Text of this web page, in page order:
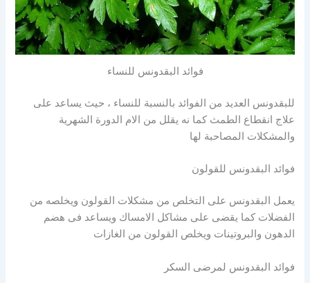
فوائد البقدونس للنساء
للبقدونس العديد من الفوائد بالنسبة للنساء ، حيث يساعد على
علاج انقطاع الطمث كما نه يقلل من الام الدورة الشهرية
والمشكلات المصاحبة لها
فوائد البقدونس للقولون
يعمل البقدونس على التخلص من مشكلات القولون ويخلصه من
الفضلات كما يقضى على مشاكل الامساك ويساعد فى هضم
الدهون والبروتينات ويخلص القولون من الغازات
فوائد البقدونس لمرضى السكر